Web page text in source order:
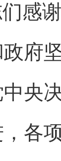
感
政府
央
各